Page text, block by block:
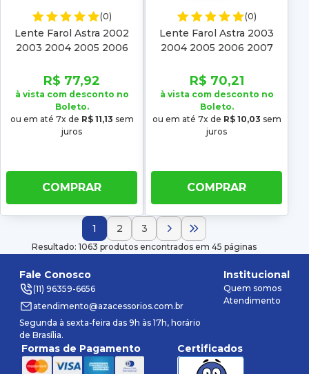
(0)
Lente Farol Astra 2002
2003 2004 2005 2006
2011
R$ 77,92
à vista com desconto no
Boleto.
ou em até 7x de R$ 11,13 sem
juros
COMPRAR
(0)
Lente Farol Astra 2003
2004 2005 2006 2007
R$ 70,21
à vista com desconto no
Boleto.
ou em até 7x de R$ 10,03 sem
juros
COMPRAR
Resultado: 1063 produtos encontrados em 45 páginas
1 2 3
Fale Conosco
(11) 96359-6656
atendimento@azacessorios.com.br
Segunda à sexta-feira das 9h às 17h, horário
de Brasília.
Institucional
Quem somos
Atendimento
Formas de Pagamento Certificados